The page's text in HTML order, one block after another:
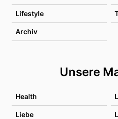
Lifestyle
Archiv
Unsere
Health
Liebe